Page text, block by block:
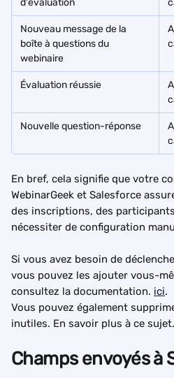
Nouveau message de la
boîte à questions du
webinaire
Évaluation réussie
Nouvelle question-réponse
En bref, cela signifie que votre
WebinarGeek et Salesforce
des inscriptions, des
nécessiter de configuration
Si vous avez besoin de
vous pouvez les ajouter vous-
consultez la documentation. ici.
Vous pouvez également
inutiles. En savoir plus à ce sujet.
Champs envoyés à